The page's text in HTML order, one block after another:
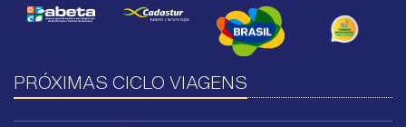
PRÓXIMAS CICLO VIAGENS